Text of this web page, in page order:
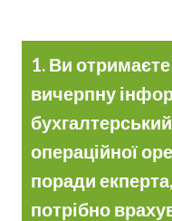
1. Ви
вичерпну
операційної
поради
потрібно